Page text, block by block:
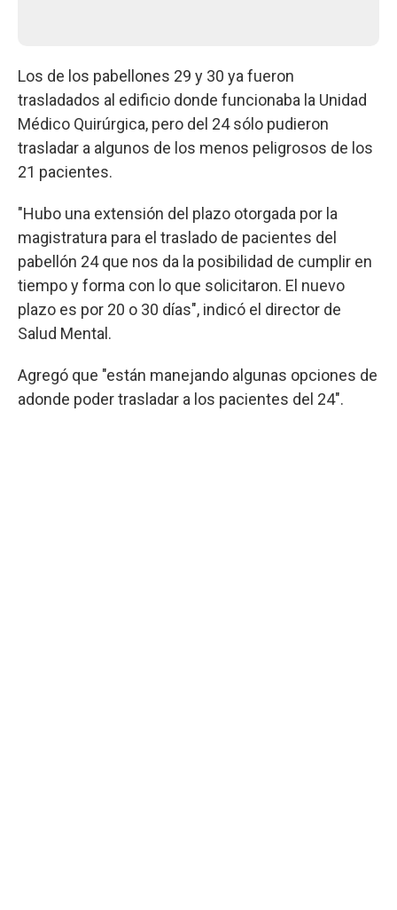
Los de los pabellones 29 y 30 ya fueron
trasladados al edificio donde funcionaba la Unidad
Médico Quirúrgica, pero del 24 sólo pudieron
trasladar a algunos de los menos peligrosos de los
21 pacientes.
"Hubo una extensión del plazo otorgada por la
magistratura para el traslado de pacientes del
pabellón 24 que nos da la posibilidad de cumplir en
tiempo y forma con lo que solicitaron. El nuevo
plazo es por 20 o 30 días", indicó el director de
Salud Mental.
Agregó que "están manejando algunas opciones de
adonde poder trasladar a los pacientes del 24".